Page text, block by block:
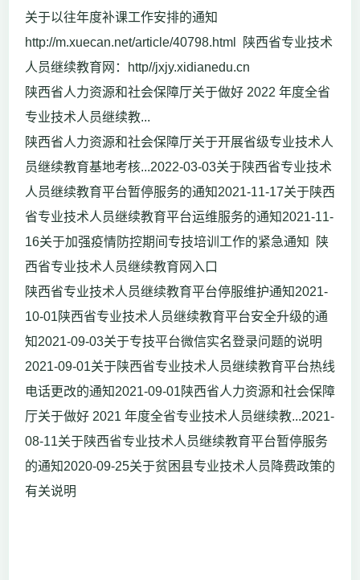
关于以往年度补课工作安排的通知
http://m.xuecan.net/article/40798.html 陕西省专业技术
人员继续教育网：http//jxjy.xidianedu.cn
陕西省人力资源和社会保障厅关于做好 2022 年度全省
专业技术人员继续教...
陕西省人力资源和社会保障厅关于开展省级专业技术人
员继续教育基地考核...2022-03-03关于陕西省专业技术
人员继续教育平台暂停服务的通知2021-11-17关于陕西
省专业技术人员继续教育平台运维服务的通知2021-11-
16关于加强疫情防控期间专技培训工作的紧急通知 陕
西省专业技术人员继续教育网入口
陕西省专业技术人员继续教育平台停服维护通知2021-
10-01陕西省专业技术人员继续教育平台安全升级的通
知2021-09-03关于专技平台微信实名登录问题的说明
2021-09-01关于陕西省专业技术人员继续教育平台热线
电话更改的通知2021-09-01陕西省人力资源和社会保障
厅关于做好 2021 年度全省专业技术人员继续教...2021-
08-11关于陕西省专业技术人员继续教育平台暂停服务
的通知2020-09-25关于贫困县专业技术人员降费政策的
有关说明